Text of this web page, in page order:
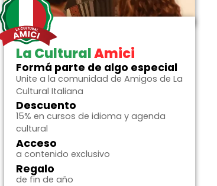
La CulturalAmici
Formá parte de algo especial
Unite a la comunidad de Amigos de La
Cultural Italiana
Descuento
15% en cursos de idioma y agenda
cultural
Acceso
a contenido exclusivo
Regalo
de fin de año